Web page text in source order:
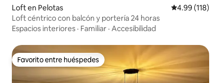
Loft en Pelotas Calificación
4.99 (118)
Loft céntrico con balcón y portería 24 horas
Espacios interiores · Familiar · Accesibilidad
Favorito entre huéspedes
Favorito entre huéspedes